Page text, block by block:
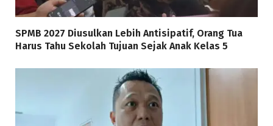
SPMB 2027 Diusulkan Lebih Antisipatif, Orang Tua
Harus Tahu Sekolah Tujuan Sejak Anak Kelas 5